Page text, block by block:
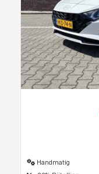
Handmatig